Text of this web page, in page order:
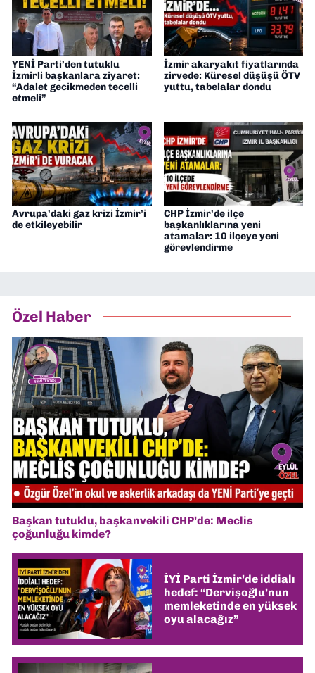
YENİ Parti’den tutuklu
İzmirli başkanlara ziyaret:
“Adalet gecikmeden tecelli
etmeli”
İzmir akaryakıt fiyatlarında
zirvede: Küresel düşüşü ÖTV
yuttu, tabelalar dondu
Avrupa’daki gaz krizi İzmir’i
de etkileyebilir
CHP İzmir’de ilçe
başkanlıklarına yeni
atamalar: 10 ilçeye yeni
görevlendirme
Özel Haber
Başkan tutuklu, başkanvekili CHP’de: Meclis
çoğunluğu kimde?
İYİ Parti İzmir’de iddialı
hedef: “Dervişoğlu’nun
memleketinde en yüksek
oyu alacağız”